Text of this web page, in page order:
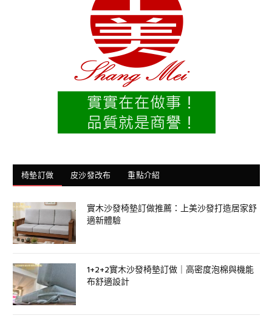
椅墊訂做 皮沙發改布 重點介紹
實木沙發椅墊訂做推薦：上美沙發打造居家舒
適新體驗
1+2+2實木沙發椅墊訂做｜高密度泡棉與機能
布舒適設計